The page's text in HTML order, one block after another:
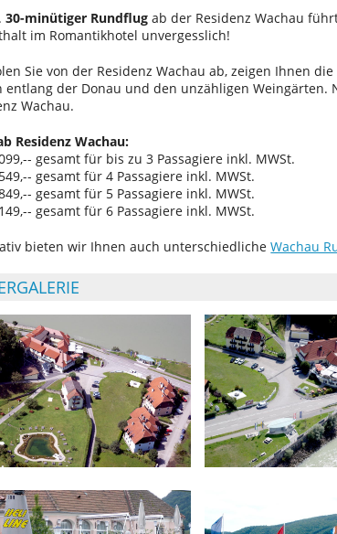
30-minütiger Rundflug ab der Residenz Wachau
im Romantikhotel unvergesslich!
Sie von der Residenz Wachau ab, zeigen Ihnen
entlang der Donau und den unzähligen
Wachau.
Residenz Wachau:
gesamt für bis zu 3 Passagiere inkl. MWSt.
gesamt für 4 Passagiere inkl. MWSt.
gesamt für 5 Passagiere inkl. MWSt.
gesamt für 6 Passagiere inkl. MWSt.
bieten wir Ihnen auch unterschiedlicheWachau